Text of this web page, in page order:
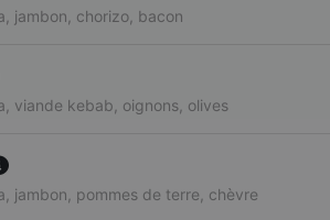
jambon, chorizo, bacon
viande kebab, oignons, olives
jambon, pommes de terre, chèvre